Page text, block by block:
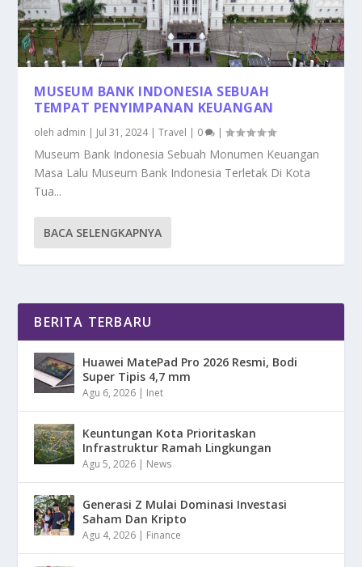
MUSEUM BANK INDONESIA SEBUAH
TEMPAT PENYIMPANAN KEUANGAN
oleh admin | Jul 31, 2024|Travel | 0 |
Museum Bank Indonesia Sebuah Monumen Keuangan
Masa Lalu Museum Bank Indonesia Terletak Di Kota
Tua...
BACA SELENGKAPNYA
BERITA TERBARU
Huawei MatePad Pro 2026 Resmi, Bodi
Super Tipis 4,7 mm
Agu 6, 2026 | Inet
Keuntungan Kota Prioritaskan
Infrastruktur Ramah Lingkungan
Agu 5, 2026 | News
Generasi Z Mulai Dominasi Investasi
Saham Dan Kripto
Agu 4, 2026 | Finance